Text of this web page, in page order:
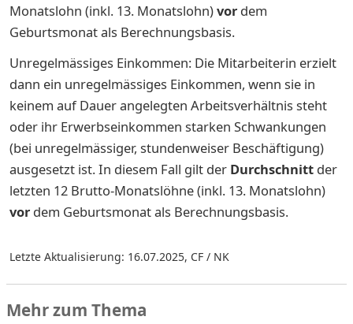
Monatslohn (inkl. 13. Monatslohn)vor dem
Geburtsmonat als Berechnungsbasis.
Unregelmässiges Einkommen: Die Mitarbeiterin erzielt
dann ein unregelmässiges Einkommen, wenn sie in
keinem auf Dauer angelegten Arbeitsverhältnis steht
oder ihr Erwerbseinkommen starken Schwankungen
(bei unregelmässiger, stundenweiser Beschäftigung)
ausgesetzt ist. In diesem Fall gilt der Durchschnitt der
letzten 12 Brutto-Monatslöhne (inkl. 13. Monatslohn)
vor dem Geburtsmonat als Berechnungsbasis.
Letzte Aktualisierung: 16.07.2025, CF / NK
Mehr zum Thema